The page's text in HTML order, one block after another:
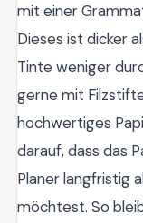
mit einer
Dieses ist dicker
Tinte weniger
gerne mit
hochwertiges
darauf, dass das
Planer langfristig
möchtest. So